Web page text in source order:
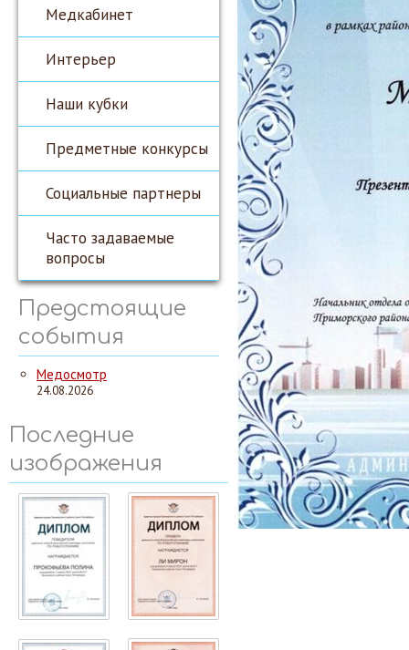
Медкабинет
Интерьер
Наши кубки
Предметные конкурсы
Социальные партнеры
Часто задаваемые
вопросы
Предстоящие
события
Медосмотр
24.08.2026
Последние
изображения